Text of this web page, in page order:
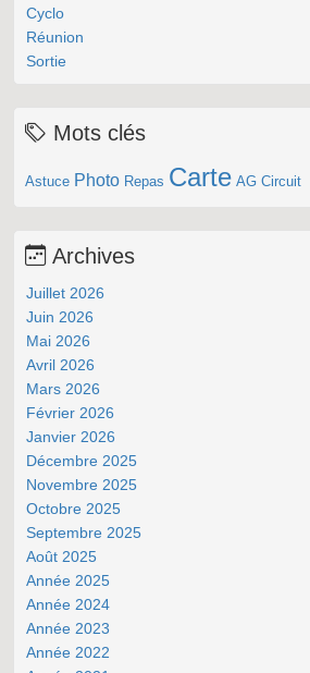
Cyclo
Réunion
Sortie
Mots clés
Astuce Photo Repas Carte AG Circuit
Archives
Juillet 2026
Juin 2026
Mai 2026
Avril 2026
Mars 2026
Février 2026
Janvier 2026
Décembre 2025
Novembre 2025
Octobre 2025
Septembre 2025
Août 2025
Année 2025
Année 2024
Année 2023
Année 2022